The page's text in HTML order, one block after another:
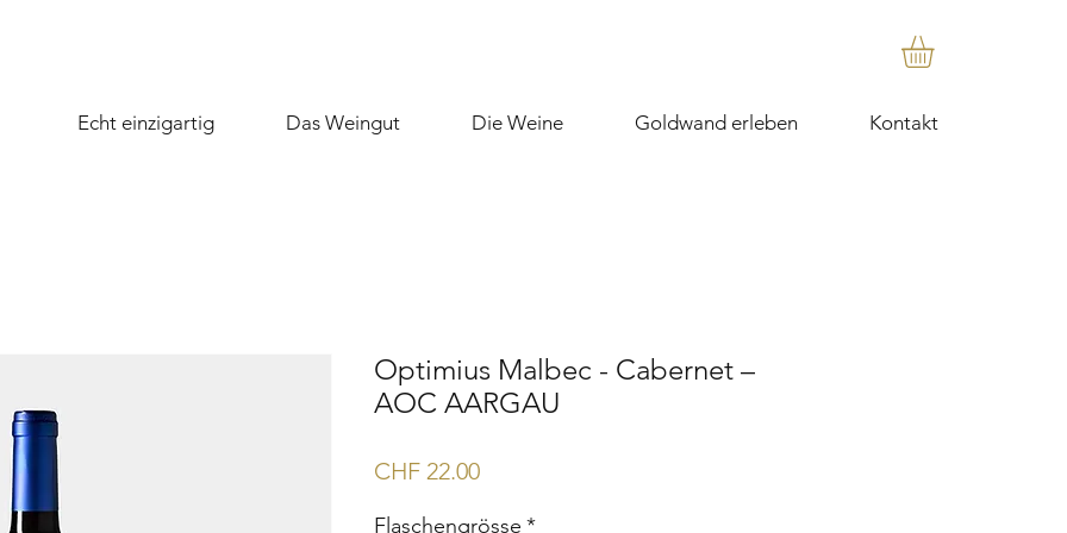
Echt einzigartig Das Weingut Die Weine Goldwand erleben Kontakt
Optimius Malbec - Cabernet –
AOC AARGAU
CHF 22.00Preis
Flaschengrösse *